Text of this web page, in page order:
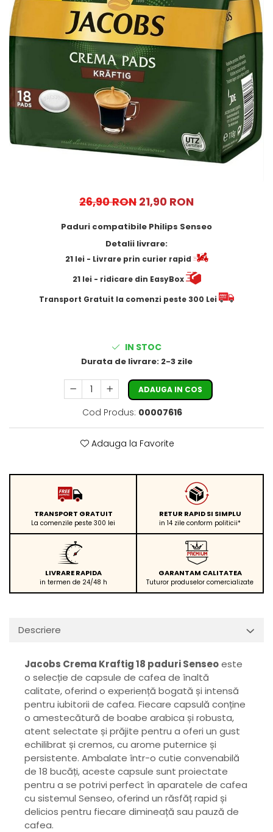
Illy Iperespresso
Nespresso Professional
Tassimo
Cafea macinata
illy
Davidoff
Cafea Solubila
26,90 RON 21,90 RON
Paduri compatibile Philips Senseo
Detalii livrare:
21lei - Livrare prin curier rapid
21lei - ridicare din EasyBox
​​​​​​Transport Gratuit la comenzi peste 300 Lei
IN STOC
Durata de livrare:2-3 zile
ADAUGA IN COS
Cod Produs: 00007616
Adauga la Favorite
TRANSPORT GRATUIT
La comenzile peste 300 lei
RETUR RAPID SI SIMPLU
in 14 zile conform politicii*
LIVRARE RAPIDA
in termen de 24/48 h
GARANTAM CALITATEA
Tuturor produselor comercializate
Descriere
Jacobs Crema Kraftig 18 paduri Senseoeste
o selecție de capsule de cafea de înaltă
calitate, oferind o experiență bogată și intensă
pentru iubitorii de cafea. Fiecare capsulă conține
o amestecătură de boabe arabica și robusta,
atent selectate și prăjite pentru a oferi un gust
echilibrat și cremos, cu arome puternice și
persistente. Ambalate într-o cutie convenabilă
de 18 bucăți, aceste capsule sunt proiectate
pentru a se potrivi perfect în aparatele de cafea
cu sistemul Senseo, oferind un răsfăț rapid și
delicios pentru fiecare dimineață sau pauză de
cafea.